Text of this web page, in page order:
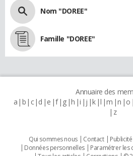
Nom "DOREE"
Famille "DOREE"
Annuaire des
a b c d e f g h i j k l m n o
z
Qui sommes nous Contact Publicité
Données personnelles
Paramétrer les